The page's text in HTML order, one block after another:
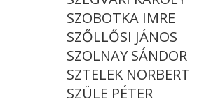
SZOBOTKA IMRE
SZŐLLŐSI JÁNOS
SZOLNAY SÁNDOR
SZTELEK NORBERT
SZÜLE PÉTER